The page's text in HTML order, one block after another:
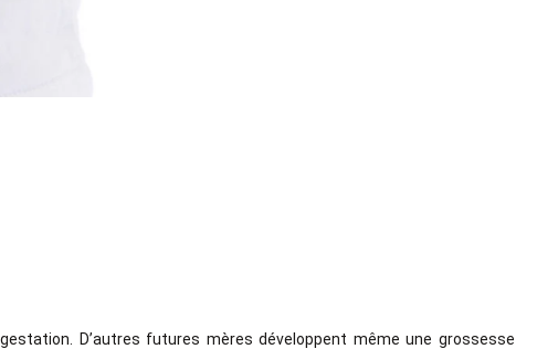
D’autres futures mères développent même une grossesse